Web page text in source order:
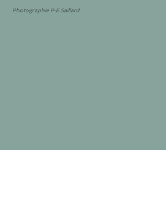
Photographie P-E Saillard